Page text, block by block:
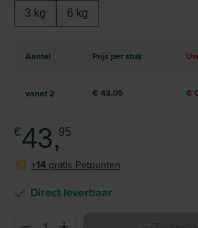
Direct leverbaar
Aantal Prijs per stuk
vanaf2 € 43,05 €
€ 43,95
3 kg 6 kg
Producthoeveelheid: Voer de
P +14 gratis Petpunten